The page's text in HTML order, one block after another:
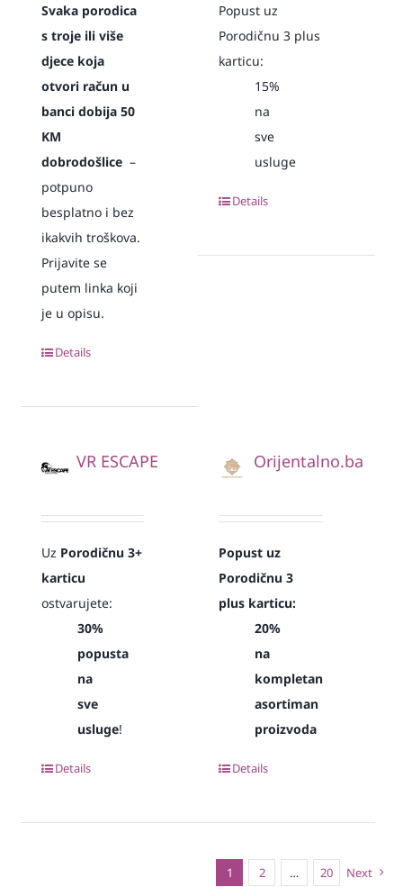
Svaka porodica
s troje ili više
djece koja
otvori račun u
banci dobija 50
KM
dobrodošlice–
potpuno
besplatno i bez
ikakvih troškova.
Prijavite se
putem linka koji
je u opisu.
Details
Popust uz
Porodičnu 3 plus
karticu:
15%
na
sve
usluge
Details
VR ESCAPE
Uz Porodičnu 3+
karticu
ostvarujete:
30%
popusta
na
sve
usluge!
Details
Orijentalno.ba
Popust uz
Porodičnu 3
plus karticu:
20%
na
kompletan
asortiman
proizvoda
Details
1 2 … 20 Next